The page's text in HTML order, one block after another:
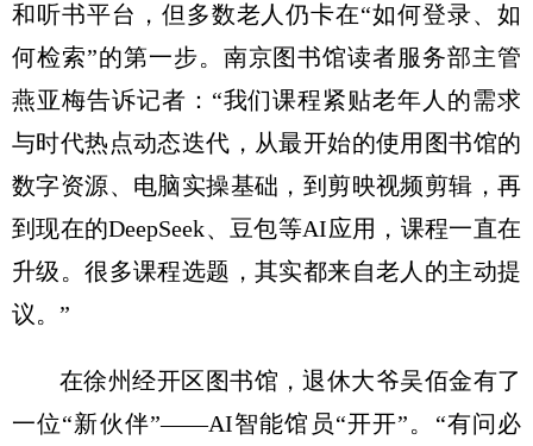
和听书平台，但多数老人仍卡在“如何登录、如
何检索”的第一步。南京图书馆读者服务部主管
燕亚梅告诉记者：“我们课程紧贴老年人的需求
与时代热点动态迭代，从最开始的使用图书馆的
数字资源、电脑实操基础，到剪映视频剪辑，再
到现在的DeepSeek、豆包等AI应用，课程一直在
升级。很多课程选题，其实都来自老人的主动提
议。”
在徐州经开区图书馆，退休大爷吴佰金有了
一位“新伙伴”——AI智能馆员“开开”。“有问必